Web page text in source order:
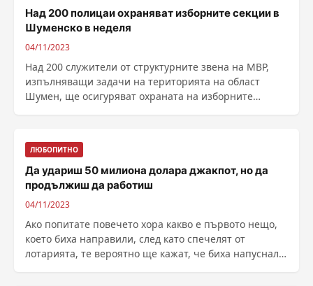
Над 200 полицаи охраняват изборните секции в
Шуменско в неделя
04/11/2023
Над 200 служители от структурните звена на МВР,
изпълняващи задачи на територията на област
Шумен, ще осигуряват охраната на изборните
ЛЮБОПИТНО
Да удариш 50 милиона долара джакпот, но да
продължиш да работиш
04/11/2023
Ако попитате повечето хора какво е първото нещо,
което биха направили, след като спечелят от
лотарията, те вероятно ще кажат, че биха напуснали